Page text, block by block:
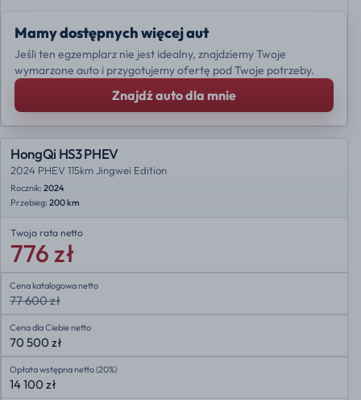
Mamy dostępnych więcej aut
Jeśli ten egzemplarz nie jest idealny, znajdziemy Twoje
wymarzone auto i przygotujemy ofertę pod Twoje potrzeby.
Znajdź auto dla mnie
HongQi HS3 PHEV
2024 PHEV 115km Jingwei Edition
Rocznik: 2024
Przebieg: 200 km
Twoja rata netto
776 zł
Cena katalogowa netto
77 600 zł
Cena dla Ciebie netto
70 500 zł
Opłata wstępna netto (20%)
14 100 zł